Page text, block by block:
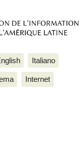
Italiano
Internet